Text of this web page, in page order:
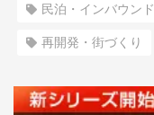
民泊・インバウンド
再開発・街づくり